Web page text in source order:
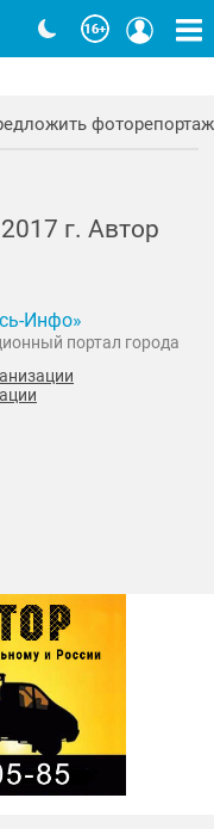
фоторепортаж
г. Автор
Инфо»
портал города